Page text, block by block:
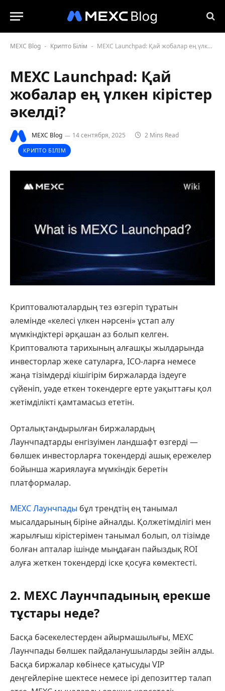
MEXC Blog - Крипто Білім - MEXC Launchpad: Қай жобалар ең үлкен кірістер әкелді?
MEXC Launchpad: Қай
жобалар ең үлкен кірістер
әкелді?
MEXC Blog 14 сентября, 2025 2 Mins Read
КРИПТО БІЛІМ
Криптовалюталардың тез өзгеріп тұратын
әлемінде «келесі үлкен нәрсені» ұстап алу
мүмкіндіктері әрқашан аз болып келген.
Криптовалюта тарихының алғашқы жылдарында
инвесторлар жеке сатуларға, ICO-ларға немесе
жаңа тізімдерді кішігірім биржаларда іздеуге
сүйеніп, уәде еткен токендерге ерте уақыттағы қол
жетімділікті қамтамасыз ететін.
Орталықтандырылған биржалардың
Лаунчпадтарды енгізуімен ландшафт өзгерді —
бөлшек инвесторларға токендерді ашық ережелер
бойынша жариялауға мүмкіндік беретін
платформалар.
MEXC Лаунчпады бұл трендтің ең танымал
мысалдарының біріне айналды. Қолжетімділігі мен
жарылғыш кірістерімен танымал болып, ол тізімде
болған апталар ішінде мыңдаған пайыздық ROI
алуға жеткен токендерді іске қосуға көмектесті.
2. MEXC Лаунчпадының ерекше
тұстары неде?
Басқа бәсекелестерден айырмашылығы, MEXC
Лаунчпады бөлшек пайдаланушыларды зейін алды.
Басқа биржалар көбінесе қатысуды VIP
деңгейлеріне шектесе немесе ірі депозиттер талап